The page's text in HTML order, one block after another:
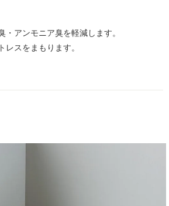
・アンモニア臭を軽減します。
レスをまもります。